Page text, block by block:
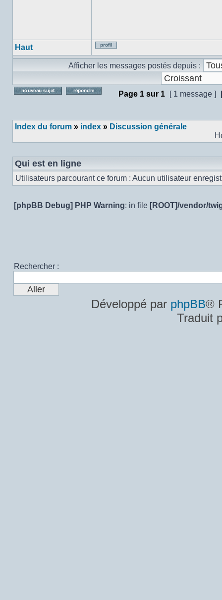
Haut
Profil
Afficher les messages postés depuis :
Page 1 sur 1 [ 1 message ]
Index du forum » index » Discussion générale
Qui est en ligne
Utilisateurs parcourant ce forum : Aucun utilisateur
[phpBB Debug] PHP Warning: in file [ROOT]/vendor/
Rechercher :
Développé par phpBB®
Traduit